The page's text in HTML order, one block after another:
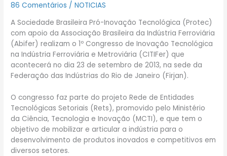
86 Comentários /NOTICIAS
A Sociedade Brasileira Pró-Inovação Tecnológica (Protec)
com apoio da Associação Brasileira da Indústria Ferroviária
(Abifer) realizam o 1º Congresso de Inovação Tecnológica
na Indústria Ferroviária e Metroviária (CITIFer) que
acontecerá no dia 23 de setembro de 2013, na sede da
Federação das Indústrias do Rio de Janeiro (Firjan).
O congresso faz parte do projeto Rede de Entidades
Tecnológicas Setoriais (Rets), promovido pelo Ministério
da Ciência, Tecnologia e Inovação (MCTI), e que tem o
objetivo de mobilizar e articular a indústria para o
desenvolvimento de produtos inovados e competitivos em
diversos setores.